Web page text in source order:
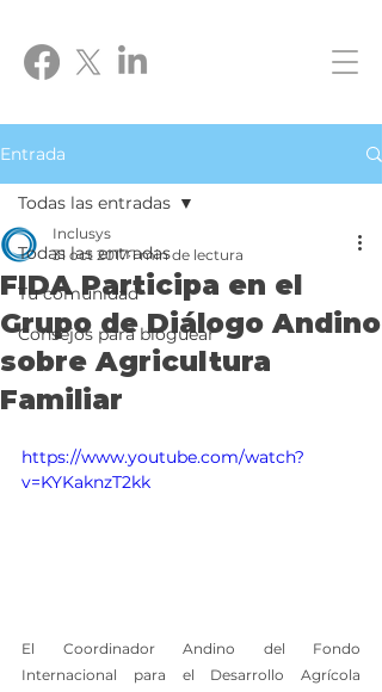
Entrada
Todas las entradas
Tu comunidad
Consejos para bloguear
Todas las entradas
FIDA Participa en el
Grupo de Diálogo Andino
sobre Agricultura
Familiar
Inclusys
31 oct 2017 1 min de lectura
https://www.youtube.com/watch?
v=KYKaknzT2kk
El Coordinador Andino del Fondo
Internacional para el Desarrollo Agrícola